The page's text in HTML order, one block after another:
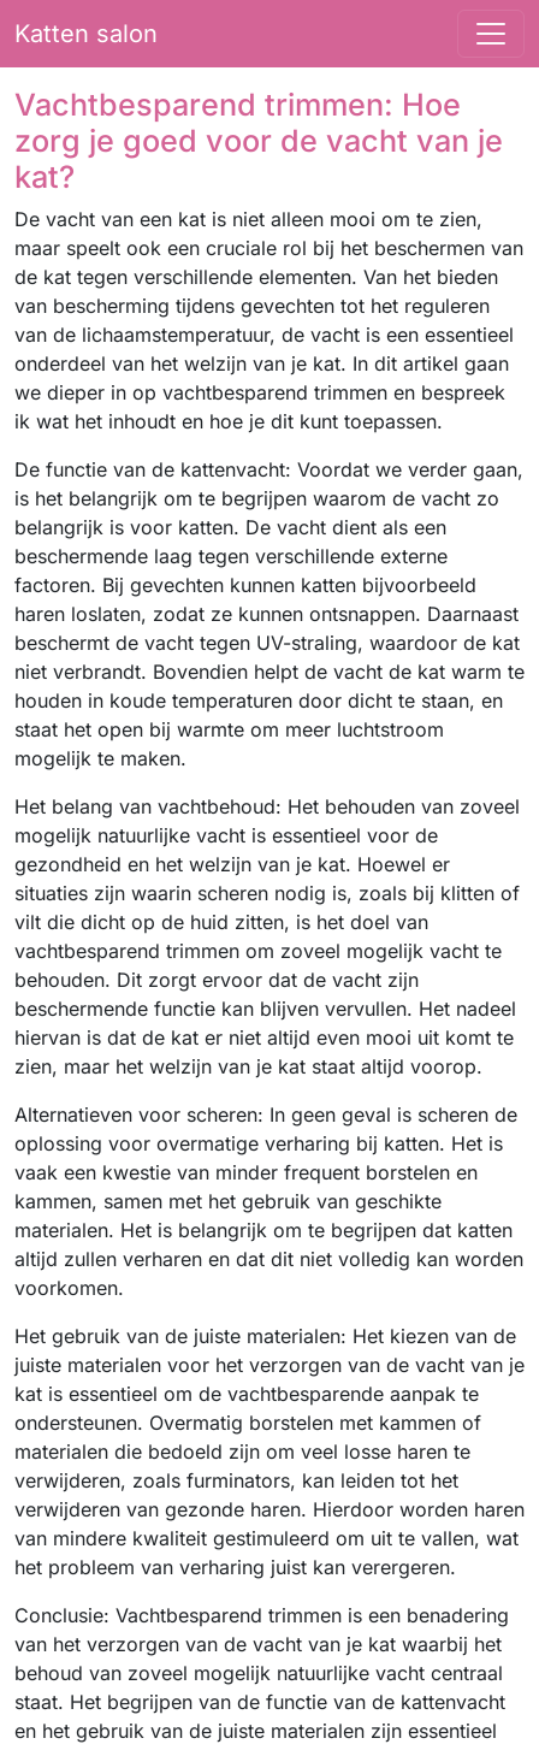
Katten salon
Vachtbesparend trimmen: Hoe
zorg je goed voor de vacht van je
kat?
De vacht van een kat is niet alleen mooi om te zien,
maar speelt ook een cruciale rol bij het beschermen van
de kat tegen verschillende elementen. Van het bieden
van bescherming tijdens gevechten tot het reguleren
van de lichaamstemperatuur, de vacht is een essentieel
onderdeel van het welzijn van je kat. In dit artikel gaan
we dieper in op vachtbesparend trimmen en bespreek
ik wat het inhoudt en hoe je dit kunt toepassen.
De functie van de kattenvacht: Voordat we verder gaan,
is het belangrijk om te begrijpen waarom de vacht zo
belangrijk is voor katten. De vacht dient als een
beschermende laag tegen verschillende externe
factoren. Bij gevechten kunnen katten bijvoorbeeld
haren loslaten, zodat ze kunnen ontsnappen. Daarnaast
beschermt de vacht tegen UV-straling, waardoor de kat
niet verbrandt. Bovendien helpt de vacht de kat warm te
houden in koude temperaturen door dicht te staan, en
staat het open bij warmte om meer luchtstroom
mogelijk te maken.
Het belang van vachtbehoud: Het behouden van zoveel
mogelijk natuurlijke vacht is essentieel voor de
gezondheid en het welzijn van je kat. Hoewel er
situaties zijn waarin scheren nodig is, zoals bij klitten of
vilt die dicht op de huid zitten, is het doel van
vachtbesparend trimmen om zoveel mogelijk vacht te
behouden. Dit zorgt ervoor dat de vacht zijn
beschermende functie kan blijven vervullen. Het nadeel
hiervan is dat de kat er niet altijd even mooi uit komt te
zien, maar het welzijn van je kat staat altijd voorop.
Alternatieven voor scheren: In geen geval is scheren de
oplossing voor overmatige verharing bij katten. Het is
vaak een kwestie van minder frequent borstelen en
kammen, samen met het gebruik van geschikte
materialen. Het is belangrijk om te begrijpen dat katten
altijd zullen verharen en dat dit niet volledig kan worden
voorkomen.
Het gebruik van de juiste materialen: Het kiezen van de
juiste materialen voor het verzorgen van de vacht van je
kat is essentieel om de vachtbesparende aanpak te
ondersteunen. Overmatig borstelen met kammen of
materialen die bedoeld zijn om veel losse haren te
verwijderen, zoals furminators, kan leiden tot het
verwijderen van gezonde haren. Hierdoor worden haren
van mindere kwaliteit gestimuleerd om uit te vallen, wat
het probleem van verharing juist kan verergeren.
Conclusie: Vachtbesparend trimmen is een benadering
van het verzorgen van de vacht van je kat waarbij het
behoud van zoveel mogelijk natuurlijke vacht centraal
staat. Het begrijpen van de functie van de kattenvacht
en het gebruik van de juiste materialen zijn essentieel